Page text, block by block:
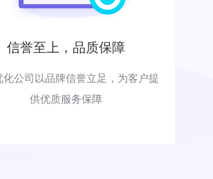
信誉至上，品质保障
化公司以品牌信誉立足，为客户提
供优质服务保障